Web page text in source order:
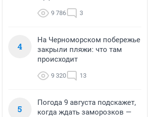
9 786 3
4
На Черноморском побережье
закрыли пляжи: что там
происходит
9 320 13
5
Погода 9 августа подскажет,
когда ждать заморозков —